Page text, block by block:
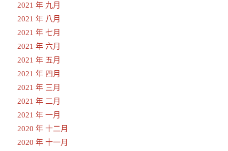
2021 年 九月
2021 年 八月
2021 年 七月
2021 年 六月
2021 年 五月
2021 年 四月
2021 年 三月
2021 年 二月
2021 年 一月
2020 年 十二月
2020 年 十一月